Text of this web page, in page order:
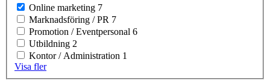
Online marketing 7
Marknadsföring / PR 7
Promotion / Eventpersonal 6
Utbildning 2
Kontor / Administration 1
Visa fler